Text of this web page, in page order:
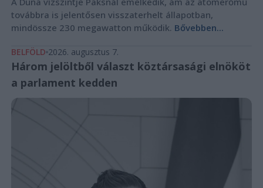
továbbra is jelentősen visszaterhelt állapotban,
mindössze 230 megawatton működik. Bővebben...
BELFÖLD 2026. augusztus 7.
Három jelöltből választ köztársasági elnököt
a parlament kedden